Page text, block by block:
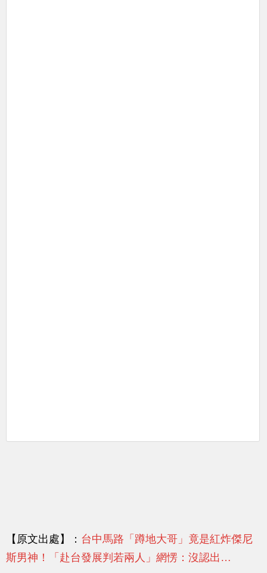
【原文出處】： 台中馬路「蹲地大哥」竟是紅炸傑尼
斯男神！「赴台發展判若兩人」網愣：沒認出…